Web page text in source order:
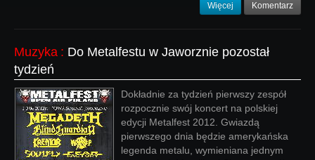
Więcej Komentarz
Muzyka : Do Metalfestu w Jaworznie pozostał
tydzień
Dokładnie za tydzień pierwszy zespół
rozpocznie swój koncert na polskiej
edycji Metalfest 2012. Gwiazdą
pierwszego dnia będzie amerykańska
legenda metalu, wymieniana jednym